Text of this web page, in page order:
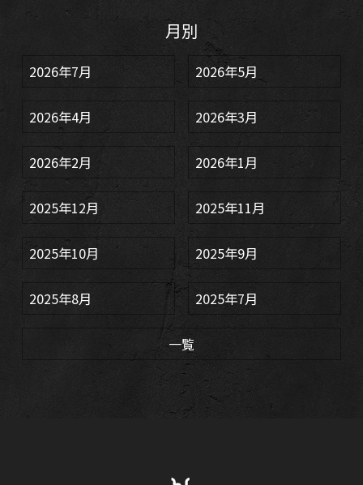
月別
2026年7月 2026年5月
2026年4月 2026年3月
2026年2月 2026年1月
2025年12月 2025年11月
2025年10月 2025年9月
2025年8月 2025年7月
一覧